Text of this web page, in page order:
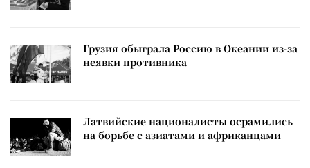
Грузия обыграла Россию в Океании из-за
неявки противника
Латвийские националисты осрамились
на борьбе с азиатами и африканцами